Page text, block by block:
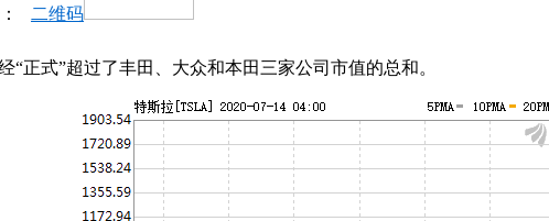
二维码
正式”超过了丰田、大众和本田三家公司市值的总和。